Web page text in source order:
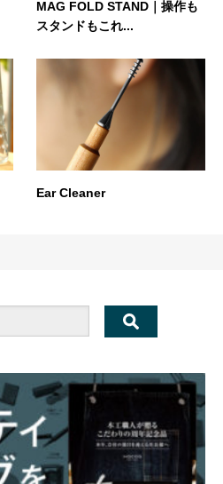
MAG FOLD STAND｜操作も
スタンドもこれ...
Ear Cleaner